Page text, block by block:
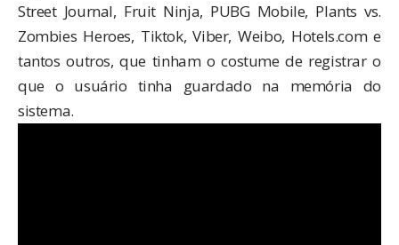
Street Journal, Fruit Ninja, PUBG Mobile, Plants vs.
Zombies Heroes, Tiktok, Viber, Weibo, Hotels.com e
tantos outros, que tinham o costume de registrar o
que o usuário tinha guardado na memória do
sistema.